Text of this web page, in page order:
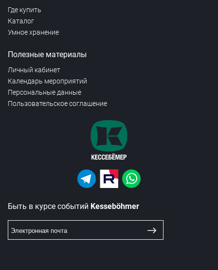
Где купить
Каталог
Умное хранение
Полезные материалы
Личный кабинет
Календарь мероприятий
Персональные данные
Пользовательское соглашение
Быть в курсе событий Kesseböhmer